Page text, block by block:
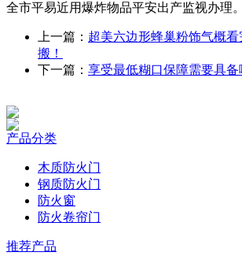
全市平易近用爆炸物品平安出产监视办理。
上一篇： 超美六边形蜂巢粉饰气概
搬！
下一篇： 享受最低糊口保障需要具备
产品分类
木质防火门
钢质防火门
防火窗
防火卷帘门
推荐产品